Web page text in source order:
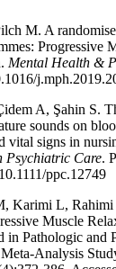
M. A
Progressive
Mental Health &
A, Şahin S.
sounds on
vital signs in
Psychiatric Care.
ppc.12749
Karimi L, Rahimi
Muscle
in Pathologic and
Analysis